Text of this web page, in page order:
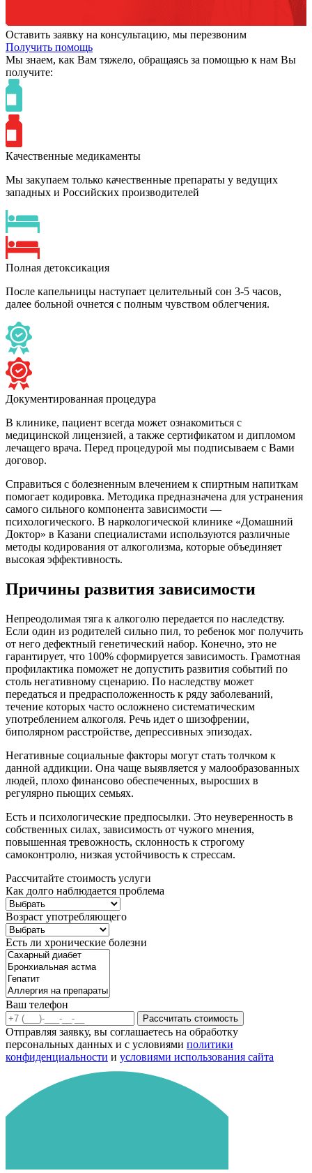
Оставить заявку на консультацию, мы перезвоним
Получить помощь
Мы знаем, как Вам тяжело, обращаясь за помощью к нам Вы
получите:
Качественные медикаменты
Мы закупаем только качественные препараты у ведущих
западных и Российских производителей
Полная детоксикация
После капельницы наступает целительный сон 3-5 часов,
далее больной очнется с полным чувством облегчения.
Документированная процедура
В клинике, пациент всегда может ознакомиться с
медицинской лицензией, а также сертификатом и дипломом
лечащего врача. Перед процедурой мы подписываем с Вами
договор.
Справиться с болезненным влечением к спиртным напиткам
помогает кодировка. Методика предназначена для устранения
самого сильного компонента зависимости —
психологического. В наркологической клинике «Домашний
Доктор» в Казани специалистами используются различные
методы кодирования от алкоголизма, которые объединяет
высокая эффективность.
Причины развития зависимости
Непреодолимая тяга к алкоголю передается по наследству.
Если один из родителей сильно пил, то ребенок мог получить
от него дефектный генетический набор. Конечно, это не
гарантирует, что 100% сформируется зависимость. Грамотная
профилактика поможет не допустить развития событий по
столь негативному сценарию. По наследству может
передаться и предрасположенность к ряду заболеваний,
течение которых часто осложнено систематическим
употреблением алкоголя. Речь идет о шизофрении,
биполярном расстройстве, депрессивных эпизодах.
Негативные социальные факторы могут стать толчком к
данной аддикции. Она чаще выявляется у малообразованных
людей, плохо финансово обеспеченных, выросших в
регулярно пьющих семьях.
Есть и психологические предпосылки. Это неуверенность в
собственных силах, зависимость от чужого мнения,
повышенная тревожность, склонность к строгому
самоконтролю, низкая устойчивость к стрессам.
Рассчитайте стоимость услуги
Как долго наблюдается проблема
Возраст употребляющего
Есть ли хронические болезни
Ваш телефон
Рассчитать стоимость
Отправляя заявку, вы соглашаетесь на обработку
персональных данных и с условиями политики
конфиденциальности и условиями использования сайта